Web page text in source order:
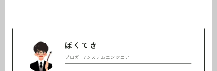
ぼくてき
ブロガー/システムエンジニア